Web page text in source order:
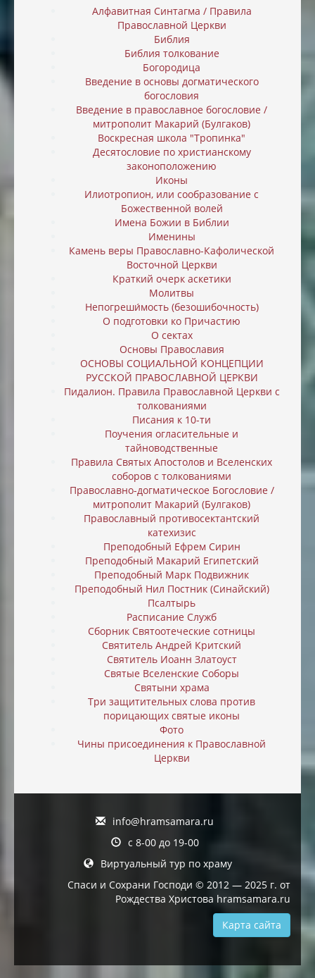
Алфавитная Синтагма / Правила
Православной Церкви
Библия
Библия толкование
Богородица
Введение в основы догматического
богословия
Введение в православное богословие /
митрополит Макарий (Булгаков)
Воскресная школа "Тропинка"
Десятословие по христианскому
законоположению
Иконы
Илиотропион, или cообразование с
Божественной волей
Имена Божии в Библии
Именины
Камень веры Православно-Кафолической
Восточной Церкви
Краткий очерк аскетики
Молитвы
Непогреши́мость (безошибочность)
О подготовки ко Причастию
О сектах
Основы Православия
ОСНОВЫ СОЦИАЛЬНОЙ КОНЦЕПЦИИ
РУССКОЙ ПРАВОСЛАВНОЙ ЦЕРКВИ
Пидалион. Правила Православной Церкви с
толкованиями
Писания к 10-ти
Поучения огласительные и
тайноводственные
Правила Святых Апостолов и Вселенских
соборов с толкованиями
Православно-догматическое Богословие /
митрополит Макарий (Булгаков)
Православный противосектантский
катехизис
Преподобный Ефрем Сирин
Преподобный Макарий Египетский
Преподобный Марк Подвижник
Преподобный Нил Постник (Синайский)
Псалтырь
Расписание Служб
Сборник Святоотеческие сотницы
Святитель Андрей Критский
Святитель Иоанн Златоуст
Святые Вселенские Соборы
Святыни храма
Три защитительных слова против
порицающих святые иконы
Фото
Чины присоединения к Православной
Церкви
info@hramsamara.ru
с 8-00 до 19-00
Виртуальный тур по храму
Спаси и Сохрани Господи © 2012 — 2025 г. от
Рождества Христова hramsamara.ru
Карта сайта